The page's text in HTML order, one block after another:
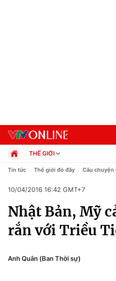
Chuyên mục
Chính trị
THẾ GIỚI
Chính trị
Pháp luật
Kinh tế
Thể thao
Truyền hình
Y tế
Tin tức Thế giới đó đây Câu chuyện
10/04/2016 16:42 GMT+7
Nhật Bản, Mỹ
rắn với Triều
Anh Quân (Ban Thời sự)